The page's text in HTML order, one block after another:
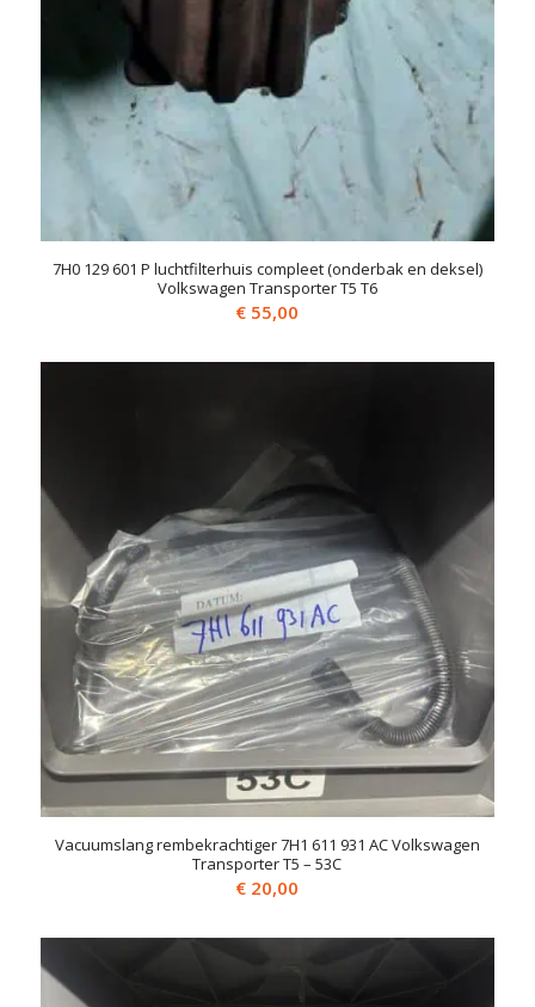
7H0 129 601 P luchtfilterhuis compleet (onderbak en deksel)
Volkswagen Transporter T5 T6
€ 55,00
Vacuumslang rembekrachtiger 7H1 611 931 AC Volkswagen
Transporter T5 – 53C
€ 20,00